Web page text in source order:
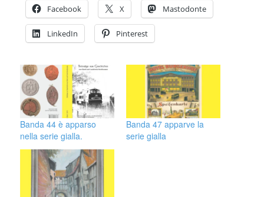
Facebook
X Mastodonte
LinkedIn Pinterest
Banda 44 è apparso
nella serie gialla.
Banda 47 apparve la
serie gialla